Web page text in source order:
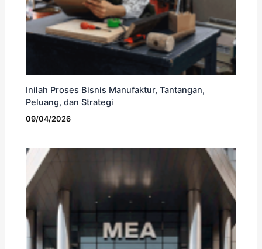
Inilah Proses Bisnis Manufaktur, Tantangan,
Peluang, dan Strategi
09/04/2026